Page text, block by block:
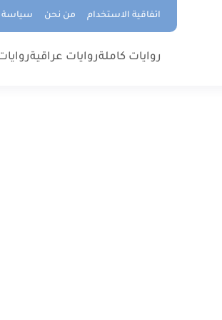
اتفاقية الاستخدام من نحن سياسة
روايات كاملةروايات عراقية